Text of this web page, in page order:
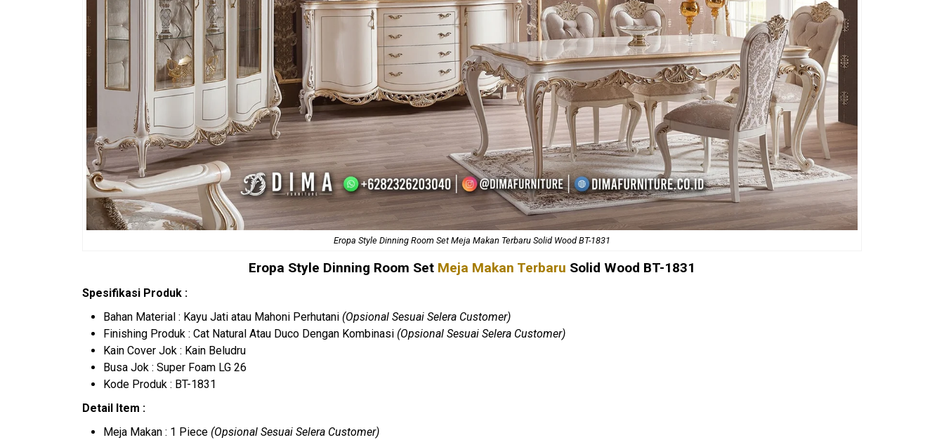
Eropa Style Dinning Room Set Meja Makan Terbaru Solid Wood BT-1831
Eropa Style Dinning Room Set Meja Makan Terbaru Solid Wood BT-1831
Spesifikasi Produk :
Bahan Material : Kayu Jati atau Mahoni Perhutani (Opsional Sesuai Selera Customer)
Finishing Produk : Cat Natural Atau Duco Dengan Kombinasi (Opsional Sesuai Selera Customer)
Kain Cover Jok : Kain Beludru
Busa Jok : Super Foam LG 26
Kode Produk : BT-1831
Detail Item :
Meja Makan : 1 Piece (Opsional Sesuai Selera Customer)